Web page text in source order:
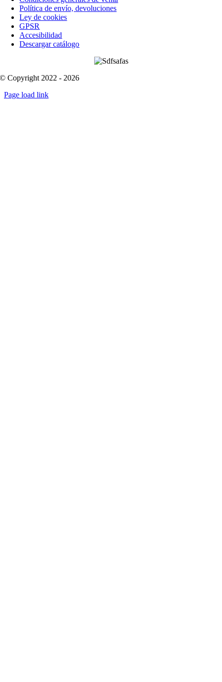
Política de envío, devoluciones
Ley de cookies
GPSR
Accesibilidad
Descargar catálogo
© Copyright 2022 - 2026
Page load link